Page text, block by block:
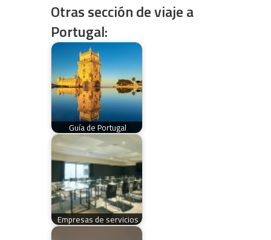
Otras sección de viaje a
Portugal:
Guía de Portugal
Empresas de servicios